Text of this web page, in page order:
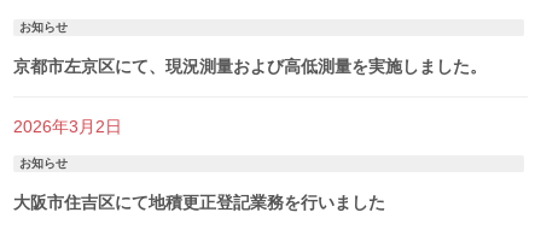
お知らせ
京都市左京区にて、現況測量および高低測量を実施しました。
2026年3月2日
お知らせ
大阪市住吉区にて地積更正登記業務を行いました